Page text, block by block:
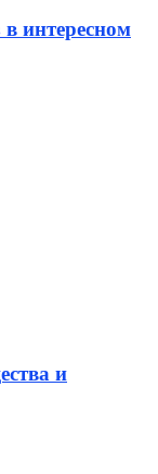
интересном
и